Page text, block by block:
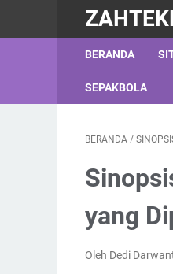
BERANDA
SEPAKBOLA
BERANDA /
yang
Oleh Dedi